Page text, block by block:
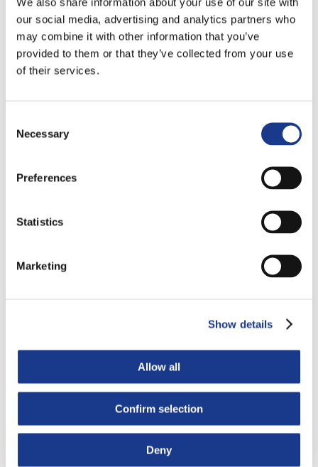
our social media, advertising and analytics partners who
may combine it with other information that you’ve
provided to them or that they’ve collected from your use
of their services.
Selection
Necessary
Preferences
Statistics
Marketing
Show details
Allow all
Confirm selection
Deny
meer
van
HVAC-
systemen
en
industriële
aan
populariteit
door…
Nieuwsbericht12
2024